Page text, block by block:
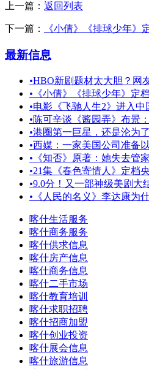
上一篇： 返回列表
下一篇： 《小倩》《排球少年》
最新信息
•HBO新剧题材太大胆？网
• 《小倩》《排球少年》定
•电影《飞驰人生2》进入中
•陈可辛谈《酱园弄》布景
•港圈第一巨星，还是沦为
•西媒：一家美国公司准备
• 《知否》原著：她失去管
•21集《春色寄情人》定档
•9.0分！又一部神级美剧大
• 《人民的名义》李达康为
喀什生活服务
喀什商务服务
喀什供求信息
喀什房产信息
喀什商务信息
喀什二手市场
喀什教育培训
喀什求职招聘
喀什招商加盟
喀什创业投资
喀什展会信息
喀什旅游信息